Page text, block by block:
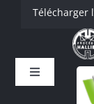
PasserTélécharger
Toggle
Navigation